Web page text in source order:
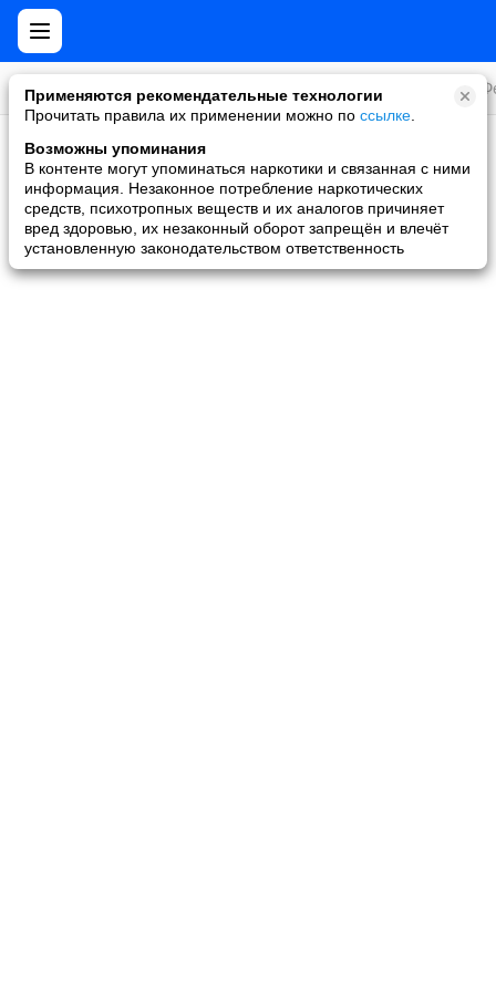
Все игры
Применяются рекомендательные технологии
Прочитать правила их применении можно по ссылке
Возможны упоминания
В контенте могут упоминаться наркотики и связанная с ними
информация. Незаконное потребление наркотических
средств, психотропных веществ и их аналогов причиняет
вред здоровью, их незаконный оборот запрещён и влечёт
установленную законодательством ответственность
Скидки и акции
Ни одной игры не найдено